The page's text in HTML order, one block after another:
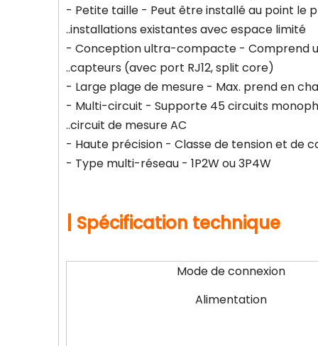
- Petite taille - Peut être installé au point le
..installations existantes avec espace limité
- Conception ultra-compacte - Comprend
..capteurs (avec port RJ12, split core)
- Large plage de mesure - Max. prend en
- Multi-circuit - Supporte 45 circuits
..circuit de mesure AC
- Haute précision - Classe de tension et de
- Type multi-réseau - 1P2W ou 3P4W
Spécification technique
Mode de connexion
Alimentation